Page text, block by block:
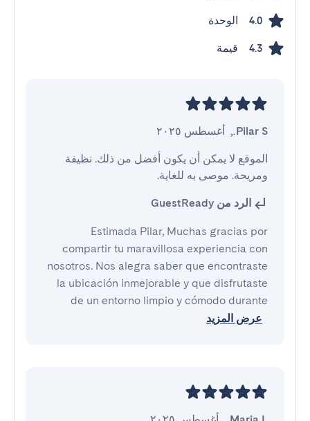
4.0 الوحدة
4.3 قيمة
Pilar S.
, أغسطس ٢٠٢٥
ومريحة. موصى به للغاية.
الرد من GuestReady
Estimada Pilar, Muchas gracias por
compartir tu maravillosa experiencia con
nosotros. Nos alegra saber que encontraste
la ubicación inmejorable y que disfrutaste
de un entorno limpio y cómodo durante
عرض المزيد